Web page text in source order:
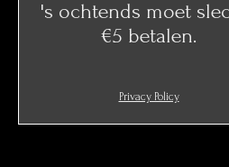
€5 betalen.
Privacy Policy